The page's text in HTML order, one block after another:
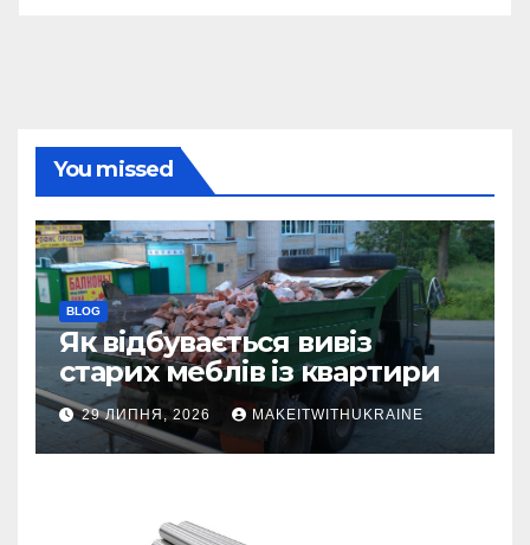
You missed
BLOG
Як відбувається вивіз
старих меблів із квартири
29 ЛИПНЯ, 2026 MAKEITWITHUKRAINE